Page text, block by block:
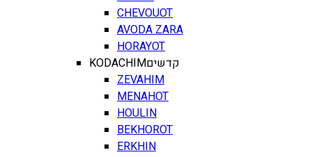
CHEVOUOT
AVODA ZARA
HORAYOT
KODACHIMקדשים
ZEVAHIM
MENAHOT
HOULIN
BEKHOROT
ERKHIN